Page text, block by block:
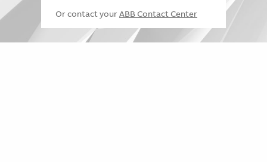
Or contact your ABB Contact Center